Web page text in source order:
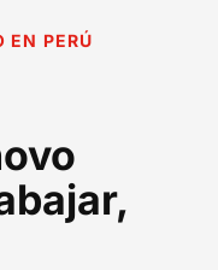
EN PERÚ